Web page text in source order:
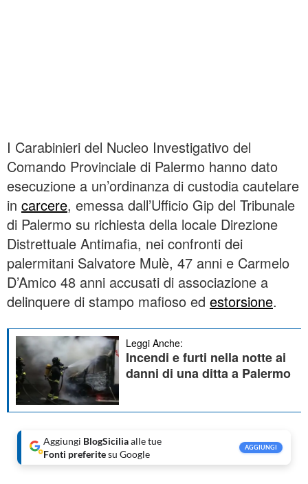
I Carabinieri del Nucleo Investigativo del
Comando Provinciale di Palermo hanno dato
esecuzione a un’ordinanza di custodia cautelare
in carcere, emessa dall’Ufficio Gip del Tribunale
di Palermo su richiesta della locale Direzione
Distrettuale Antimafia, nei confronti dei
palermitani Salvatore Mulè, 47 anni e Carmelo
D’Amico 48 anni accusati di associazione a
delinquere di stampo mafioso ed estorsione.
Leggi Anche:
Incendi e furti nella notte ai
danni di una ditta a Palermo
Aggiungi BlogSiciliaalle tue
Fonti preferitesu Google
AGGIUNGI